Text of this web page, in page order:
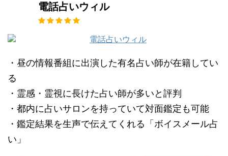
電話占いウィル
・昼の情報番組に出演した有名占い師が在籍してい
る
・霊感・霊視に長けた占い師が多いと評判
・都内に占いサロンを持っていて対面鑑定も可能
・鑑定結果を生声で伝えてくれる「ボイスメール占
い」